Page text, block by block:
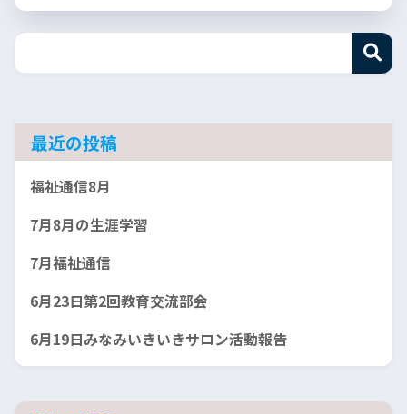
最近の投稿
福祉通信8月
7月8月の生涯学習
7月福祉通信
6月23日第2回教育交流部会
6月19日みなみいきいきサロン活動報告